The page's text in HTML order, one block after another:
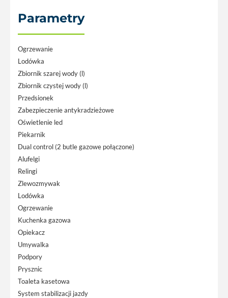
Parametry
Ogrzewanie
Lodówka
Zbiornik szarej wody (l)
Zbiornik czystej wody (l)
Przedsionek
Zabezpieczenie antykradzieżowe
Oświetlenie led
Piekarnik
Dual control (2 butle gazowe połączone)
Alufelgi
Relingi
Zlewozmywak
Lodówka
Ogrzewanie
Kuchenka gazowa
Opiekacz
Umywalka
Podpory
Prysznic
Toaleta kasetowa
System stabilizacji jazdy